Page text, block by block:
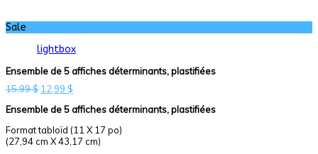
Sale
lightbox
Ensemble de 5 affiches déterminants, plastifiées
15,99$ Le
initial
15,99 $.
12,99 $
actuel
12,99 $.
Ensemble de 5 affiches déterminants, plastifiées
Format tabloïd (11 X 17 po)
(27,94 cm X 43,17 cm)